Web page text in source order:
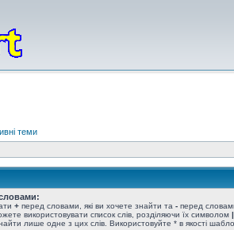
теми
+ перед словами, які ви хочете знайти та - перед
використовувати список слів, розділяючи їх символом |
лише одне з цих слів. Використовуйте * в якості